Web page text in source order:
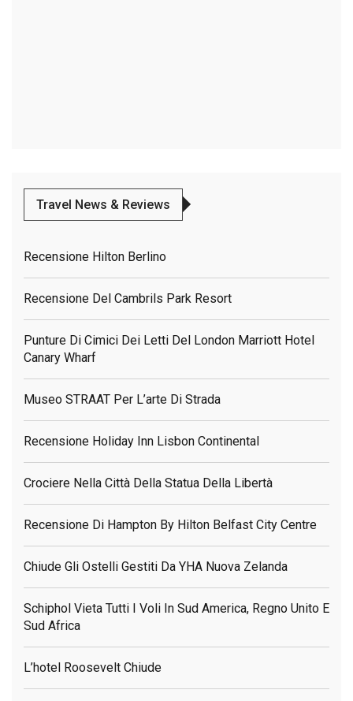
Travel News & Reviews
Recensione Hilton Berlino
Recensione Del Cambrils Park Resort
Punture Di Cimici Dei Letti Del London Marriott Hotel
Canary Wharf
Museo STRAAT Per L’arte Di Strada
Recensione Holiday Inn Lisbon Continental
Crociere Nella Città Della Statua Della Libertà
Recensione Di Hampton By Hilton Belfast City Centre
Chiude Gli Ostelli Gestiti Da YHA Nuova Zelanda
Schiphol Vieta Tutti I Voli In Sud America, Regno Unito E
Sud Africa
L’hotel Roosevelt Chiude